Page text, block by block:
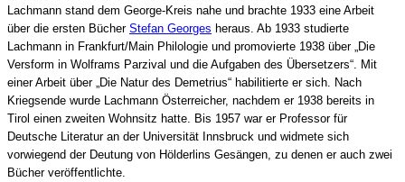
Lachmann stand dem George-Kreis nahe und brachte 1933 eine Arbeit
über die ersten Bücher Stefan Georges heraus. Ab 1933 studierte
Lachmann in Frankfurt/Main Philologie und promovierte 1938 über „Die
Versform in Wolframs Parzival und die Aufgaben des Übersetzers“. Mit
einer Arbeit über „Die Natur des Demetrius“ habilitierte er sich. Nach
Kriegsende wurde Lachmann Österreicher, nachdem er 1938 bereits in
Tirol einen zweiten Wohnsitz hatte. Bis 1957 war er Professor für
Deutsche Literatur an der Universität Innsbruck und widmete sich
vorwiegend der Deutung von Hölderlins Gesängen, zu denen er auch zwei
Bücher veröffentlichte.